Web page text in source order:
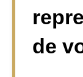
de